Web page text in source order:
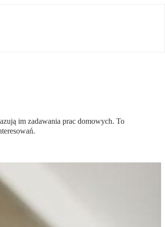
im zadawania prac domowych. To